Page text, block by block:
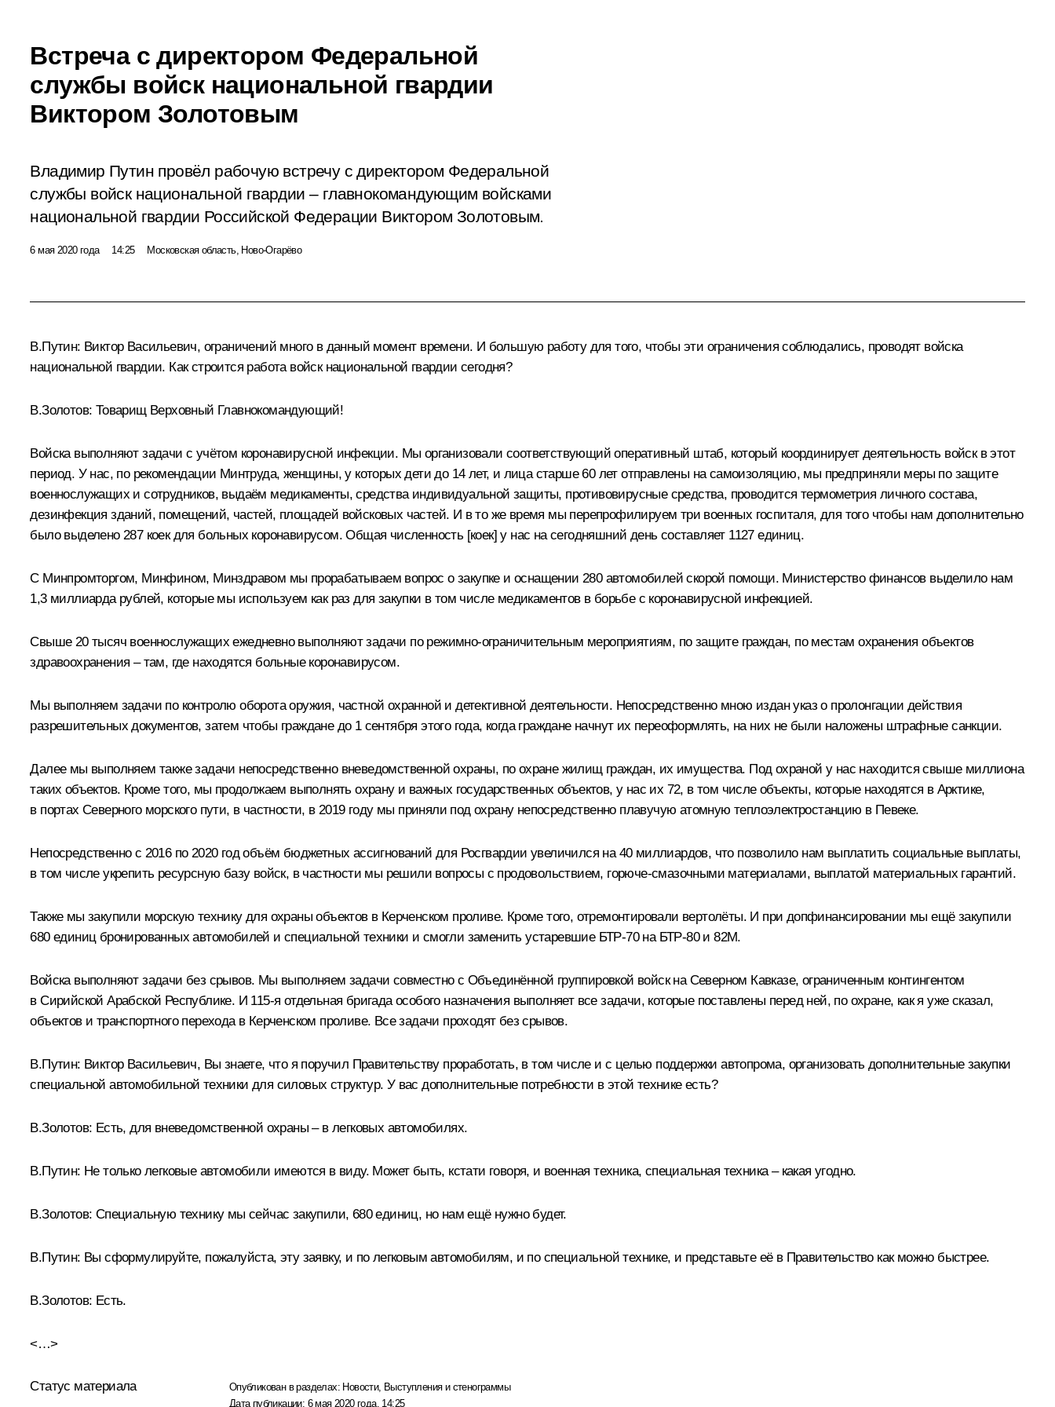
Встреча с директором Федеральной
службы войск национальной гвардии
Виктором Золотовым
Владимир Путин провёл рабочую встречу с директором Федеральной
службы войск национальной гвардии – главнокомандующим войсками
национальной гвардии Российской Федерации Виктором Золотовым.
6 мая 2020 года 14:25 Московская область, Ново-Огарёво
В.Путин: Виктор Васильевич, ограничений много в данный момент времени. И большую работу для того, чтобы эти ограничения соблюдались, проводят войска
национальной гвардии. Как строится работа войск национальной гвардии сегодня?
В.Золотов: Товарищ Верховный Главнокомандующий!
Войска выполняют задачи с учётом коронавирусной инфекции. Мы организовали соответствующий оперативный штаб, который координирует деятельность войск в этот
период. У нас, по рекомендации Минтруда, женщины, у которых дети до 14 лет, и лица старше 60 лет отправлены на самоизоляцию, мы предприняли меры по защите
военнослужащих и сотрудников, выдаём медикаменты, средства индивидуальной защиты, противовирусные средства, проводится термометрия личного состава,
дезинфекция зданий, помещений, частей, площадей войсковых частей. И в то же время мы перепрофилируем три военных госпиталя, для того чтобы нам дополнительно
было выделено 287 коек для больных коронавирусом. Общая численность [коек] у нас на сегодняшний день составляет 1127 единиц.
С Минпромторгом, Минфином, Минздравом мы прорабатываем вопрос о закупке и оснащении 280 автомобилей скорой помощи. Министерство финансов выделило нам
1,3 миллиарда рублей, которые мы используем как раз для закупки в том числе медикаментов в борьбе с коронавирусной инфекцией.
Свыше 20 тысяч военнослужащих ежедневно выполняют задачи по режимно-ограничительным мероприятиям, по защите граждан, по местам охранения объектов
здравоохранения – там, где находятся больные коронавирусом.
Мы выполняем задачи по контролю оборота оружия, частной охранной и детективной деятельности. Непосредственно мною издан указ о пролонгации действия
разрешительных документов, затем чтобы граждане до 1 сентября этого года, когда граждане начнут их переоформлять, на них не были наложены штрафные санкции.
Далее мы выполняем также задачи непосредственно вневедомственной охраны, по охране жилищ граждан, их имущества. Под охраной у нас находится свыше миллиона
таких объектов. Кроме того, мы продолжаем выполнять охрану и важных государственных объектов, у нас их 72, в том числе объекты, которые находятся в Арктике,
в портах Северного морского пути, в частности, в 2019 году мы приняли под охрану непосредственно плавучую атомную теплоэлектростанцию в Певеке.
Непосредственно с 2016 по 2020 год объём бюджетных ассигнований для Росгвардии увеличился на 40 миллиардов, что позволило нам выплатить социальные выплаты,
в том числе укрепить ресурсную базу войск, в частности мы решили вопросы с продовольствием, горюче-смазочными материалами, выплатой материальных гарантий.
Также мы закупили морскую технику для охраны объектов в Керченском проливе. Кроме того, отремонтировали вертолёты. И при допфинансировании мы ещё закупили
680 единиц бронированных автомобилей и специальной техники и смогли заменить устаревшие БТР-70 на БТР-80 и 82М.
Войска выполняют задачи без срывов. Мы выполняем задачи совместно с Объединённой группировкой войск на Северном Кавказе, ограниченным контингентом
в Сирийской Арабской Республике. И 115-я отдельная бригада особого назначения выполняет все задачи, которые поставлены перед ней, по охране, как я уже сказал,
объектов и транспортного перехода в Керченском проливе. Все задачи проходят без срывов.
В.Путин: Виктор Васильевич, Вы знаете, что я поручил Правительству проработать, в том числе и с целью поддержки автопрома, организовать дополнительные закупки
специальной автомобильной техники для силовых структур. У вас дополнительные потребности в этой технике есть?
В.Золотов: Есть, для вневедомственной охраны – в легковых автомобилях.
В.Путин: Не только легковые автомобили имеются в виду. Может быть, кстати говоря, и военная техника, специальная техника – какая угодно.
В.Золотов: Специальную технику мы сейчас закупили, 680 единиц, но нам ещё нужно будет.
В.Путин: Вы сформулируйте, пожалуйста, эту заявку, и по легковым автомобилям, и по специальной технике, и представьте её в Правительство как можно быстрее.
В.Золотов: Есть.
<…>
Статус материала Опубликован в разделах: Новости, Выступления и стенограммы
Дата публикации: 6 мая 2020 года, 14:25